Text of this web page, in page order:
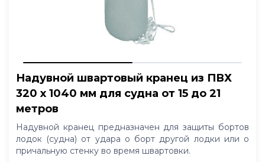
Надувной швартовый кранец из ПВХ
320 x 1040 мм для судна от 15 до 21
метров
Надувной кранец предназначен для защиты бортов
лодок (судна) от удара о борт другой лодки или о
причальную стенку во время швартовки.